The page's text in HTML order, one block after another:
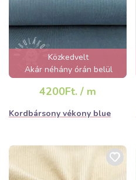
Közkedvelt
Akár néhány órán belül
elfogyhat!
4200Ft. / m
Kordbársony vékony blue